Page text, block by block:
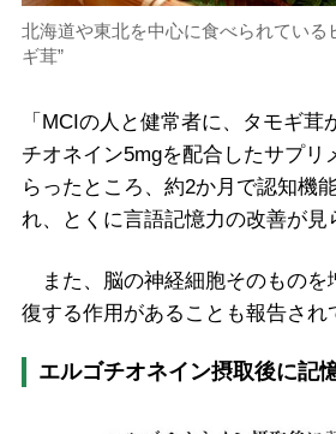
北海道や東北を中心に食べられている
ギ茸”
「MCIの人と健常者に、タモギ
チオネイン5mgを配合したサプリ
らったところ、約2か月で認知機
れ、とくに言語記憶力の改善が見
また、脳の神経細胞そのものを
復する作用があることも報告され
エルゴチオネイン摂取後に記